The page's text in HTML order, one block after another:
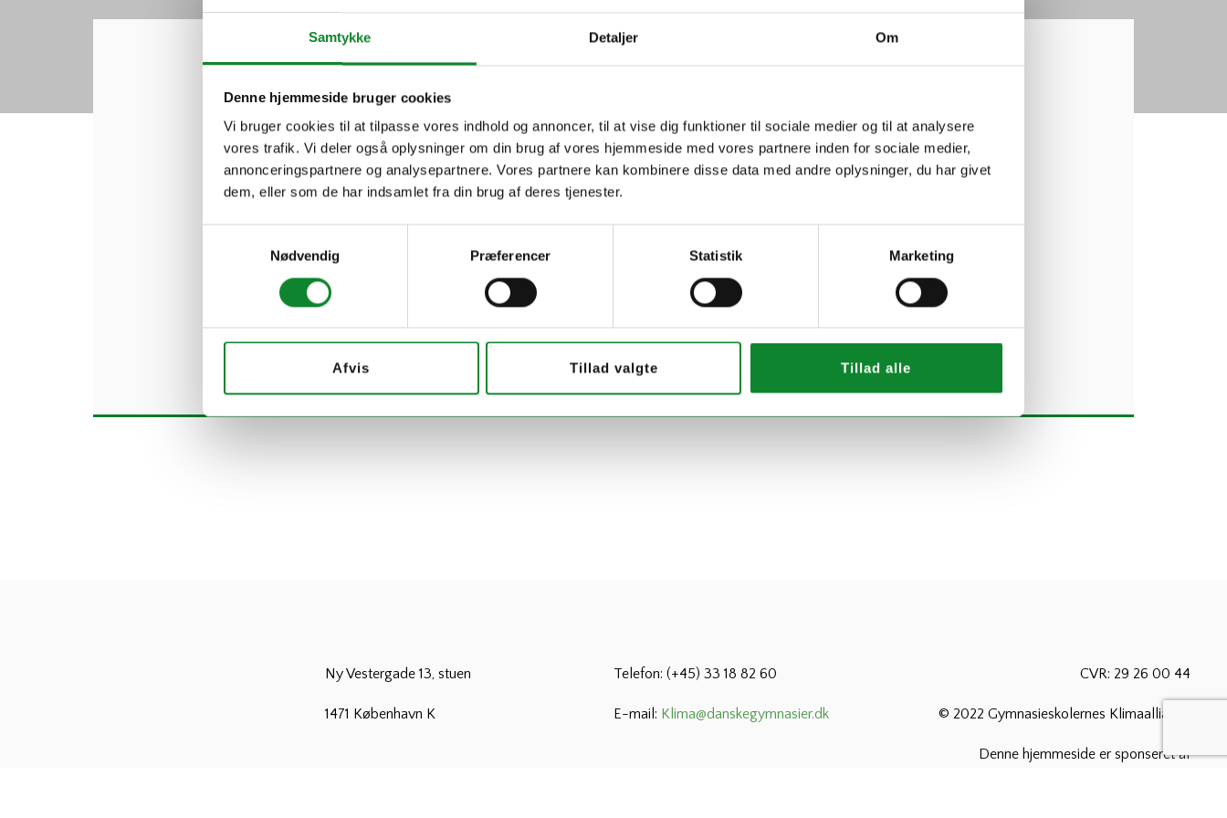
Samtykke Detaljer Om
Denne hjemmeside bruger cookies
Vi bruger cookies til at tilpasse vores indhold og annoncer, til at vise dig funktioner til sociale medier og til at analysere
vores trafik. Vi deler også oplysninger om din brug af vores hjemmeside med vores partnere inden for sociale medier,
annonceringspartnere og analysepartnere. Vores partnere kan kombinere disse data med andre oplysninger, du har givet
dem, eller som de har indsamlet fra din brug af deres tjenester.
Nødvendig
Præferencer Statistik Marketing
Afvis Tillad valgte Tillad alle
Randers Statsskole
17. FEBRUAR 2021
Ny Vestergade 13, stuen
1471 København K
Telefon: (+45) 33 18 82 60
E-mail: Klima@danskegymnasier.dk
CVR: 29 26 00 44
© 2022 Gymnasieskolernes Klimaalliance
Denne hjemmeside er sponseret af